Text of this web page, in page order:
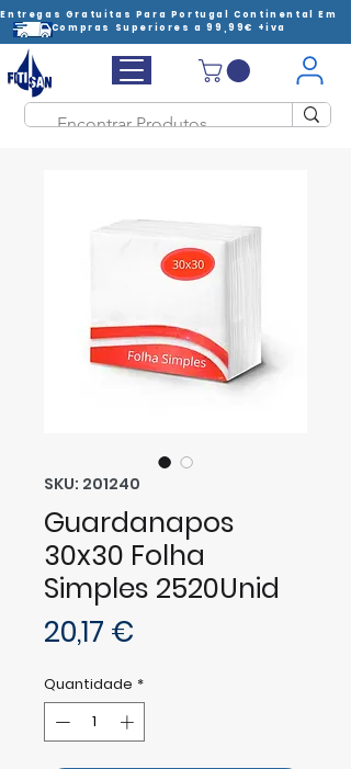
Entregas Gratuitas Para Portugal Continental Em
Compras Superiores a 99,99€ +iva
SKU: 201240
Guardanapos
30x30 Folha
Simples 2520Unid
20,17 €
Quantidade *